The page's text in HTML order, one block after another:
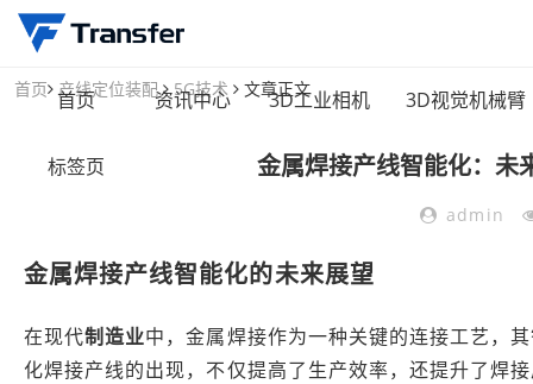
首页 资讯中心 3D工业相机 3D视觉机械臂
标签页
首页 产线定位装配 5G技术 文章正文
金属焊接产线智能化：未
admin
金属焊接产线智能化的未来展望
在现代制造业中，金属焊接作为一种关键的连接工艺，
化焊接产线的出现，不仅提高了生产效率，还提升了焊